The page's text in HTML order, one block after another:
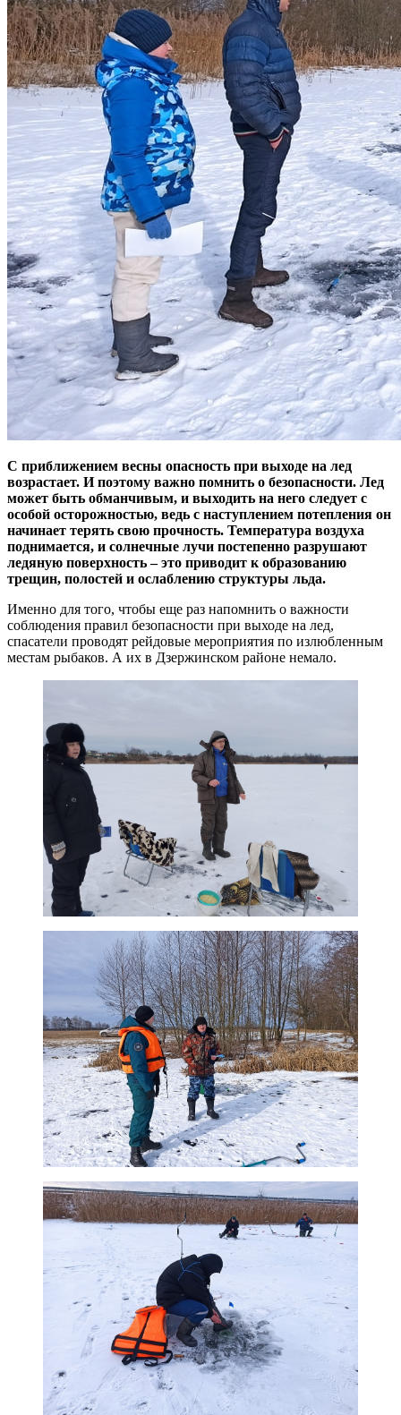
С приближением весны опасность при выходе на лед
возрастает. И поэтому важно помнить о безопасности. Лед
может быть обманчивым, и выходить на него следует с
особой осторожностью, ведь с наступлением потепления он
начинает терять свою прочность. Температура воздуха
поднимается, и солнечные лучи постепенно разрушают
ледяную поверхность – это приводит к образованию
трещин, полостей и ослаблению структуры льда.
Именно для того, чтобы еще раз напомнить о важности
соблюдения правил безопасности при выходе на лед,
спасатели проводят рейдовые мероприятия по излюбленным
местам рыбаков. А их в Дзержинском районе немало.